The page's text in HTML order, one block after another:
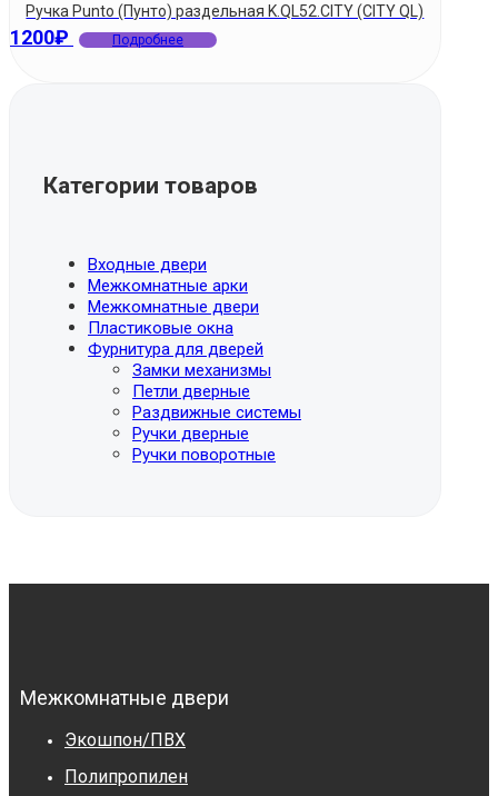
Ручка Punto (Пунто) раздельная K.QL52.CITY (CITY QL)
1200₽ Подробнее
Категории товаров
Входные двери
Межкомнатные арки
Межкомнатные двери
Пластиковые окна
Фурнитура для дверей
Замки механизмы
Петли дверные
Раздвижные системы
Ручки дверные
Ручки поворотные
Межкомнатные двери
Экошпон/ПВХ
Полипропилен